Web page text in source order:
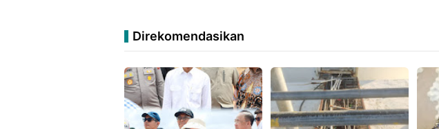
Direkomendasikan